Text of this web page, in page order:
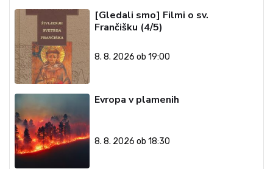
[Gledali smo] Filmi o sv.
Frančišku (4/5)
8. 8. 2026 ob 19:00
Evropa v plamenih
8. 8. 2026 ob 18:30